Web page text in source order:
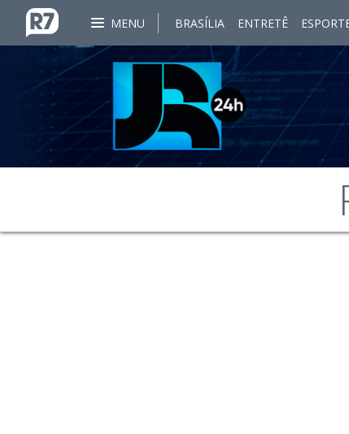
MENU BRASÍLIA ENTRETÊ